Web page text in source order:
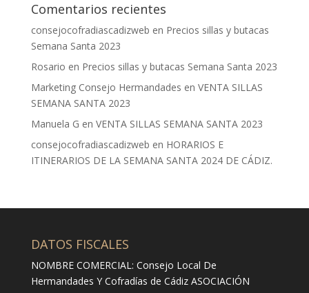
Comentarios recientes
consejocofradiascadizweb en Precios sillas y butacas
Semana Santa 2023
Rosario en Precios sillas y butacas Semana Santa 2023
Marketing Consejo Hermandades en VENTA SILLAS
SEMANA SANTA 2023
Manuela G en VENTA SILLAS SEMANA SANTA 2023
consejocofradiascadizweb en HORARIOS E
ITINERARIOS DE LA SEMANA SANTA 2024 DE CÁDIZ.
DATOS FISCALES
NOMBRE COMERCIAL: Consejo Local De
Hermandades Y Cofradías de Cádiz ASOCIACIÓN